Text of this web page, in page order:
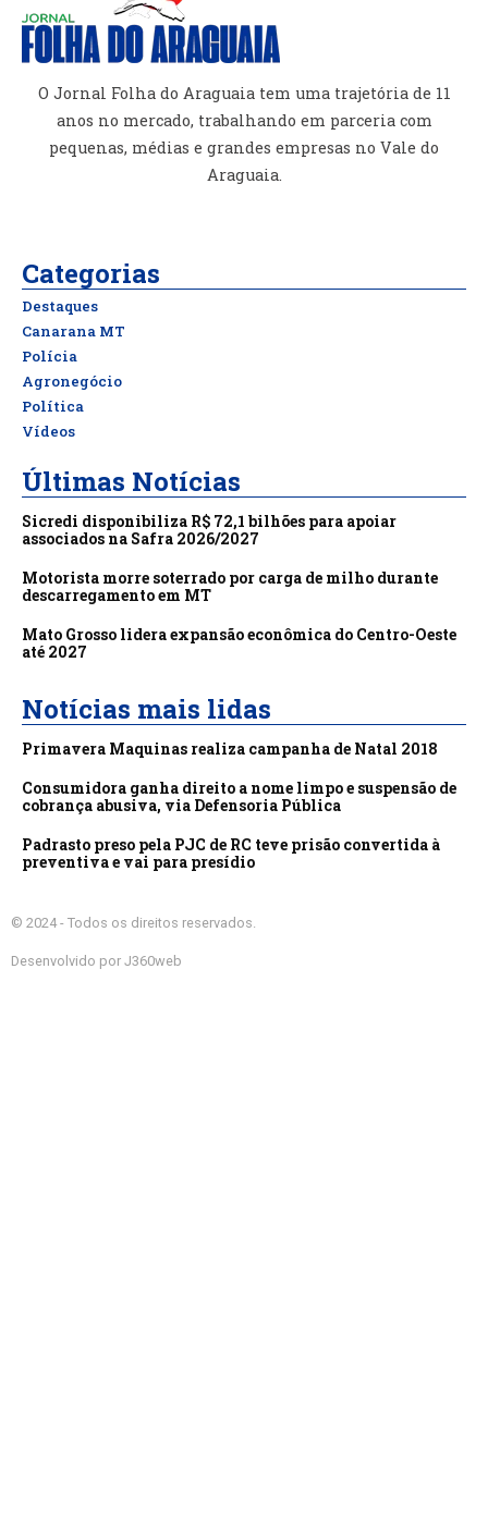
O Jornal Folha do Araguaia tem uma trajetória de 11
anos no mercado, trabalhando em parceria com
pequenas, médias e grandes empresas no Vale do
Araguaia.
Categorias
Destaques
Canarana MT
Polícia
Agronegócio
Política
Vídeos
Últimas Notícias
Sicredi disponibiliza R$ 72,1 bilhões para apoiar
associados na Safra 2026/2027
Motorista morre soterrado por carga de milho durante
descarregamento em MT
Mato Grosso lidera expansão econômica do Centro-Oeste
até 2027
Notícias mais lidas
Primavera Maquinas realiza campanha de Natal 2018
Consumidora ganha direito a nome limpo e suspensão de
cobrança abusiva, via Defensoria Pública
Padrasto preso pela PJC de RC teve prisão convertida à
preventiva e vai para presídio
© 2024 - Todos os direitos reservados.
Desenvolvido por J360web